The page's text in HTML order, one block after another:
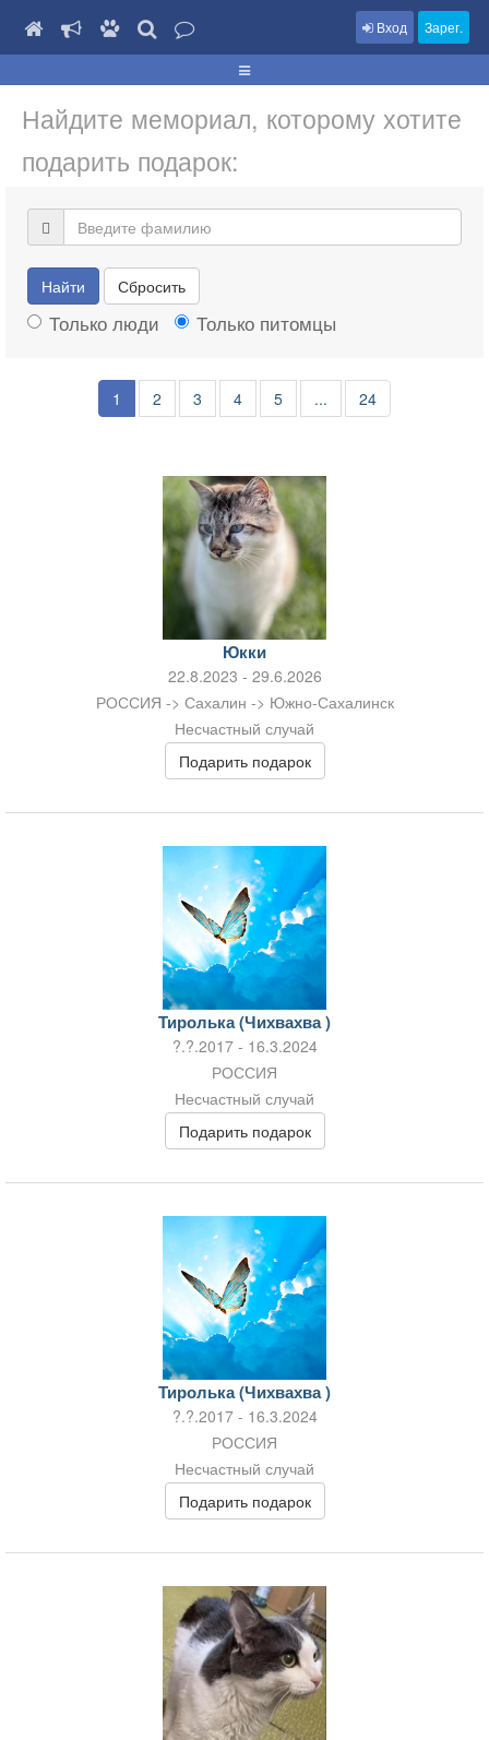
Вход Зарег.
Найдите мемориал, которому хотите
подарить подарок:
Найти Сбросить
Только люди Только питомцы
1 2 3 4 5 ... 24
Юкки
22.8.2023 - 29.6.2026
РОССИЯ -> Сахалин -> Южно-Сахалинск
Несчастный случай
Подарить подарок
Тиролька (Чихвахва )
?.?.2017 - 16.3.2024
РОССИЯ
Несчастный случай
Подарить подарок
Тиролька (Чихвахва )
?.?.2017 - 16.3.2024
РОССИЯ
Несчастный случай
Подарить подарок